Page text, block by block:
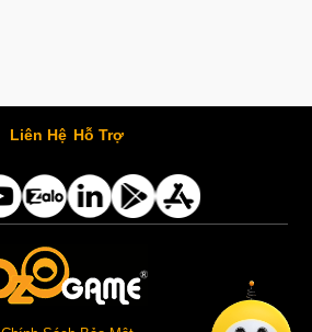
Liên Hệ Hỗ Trợ